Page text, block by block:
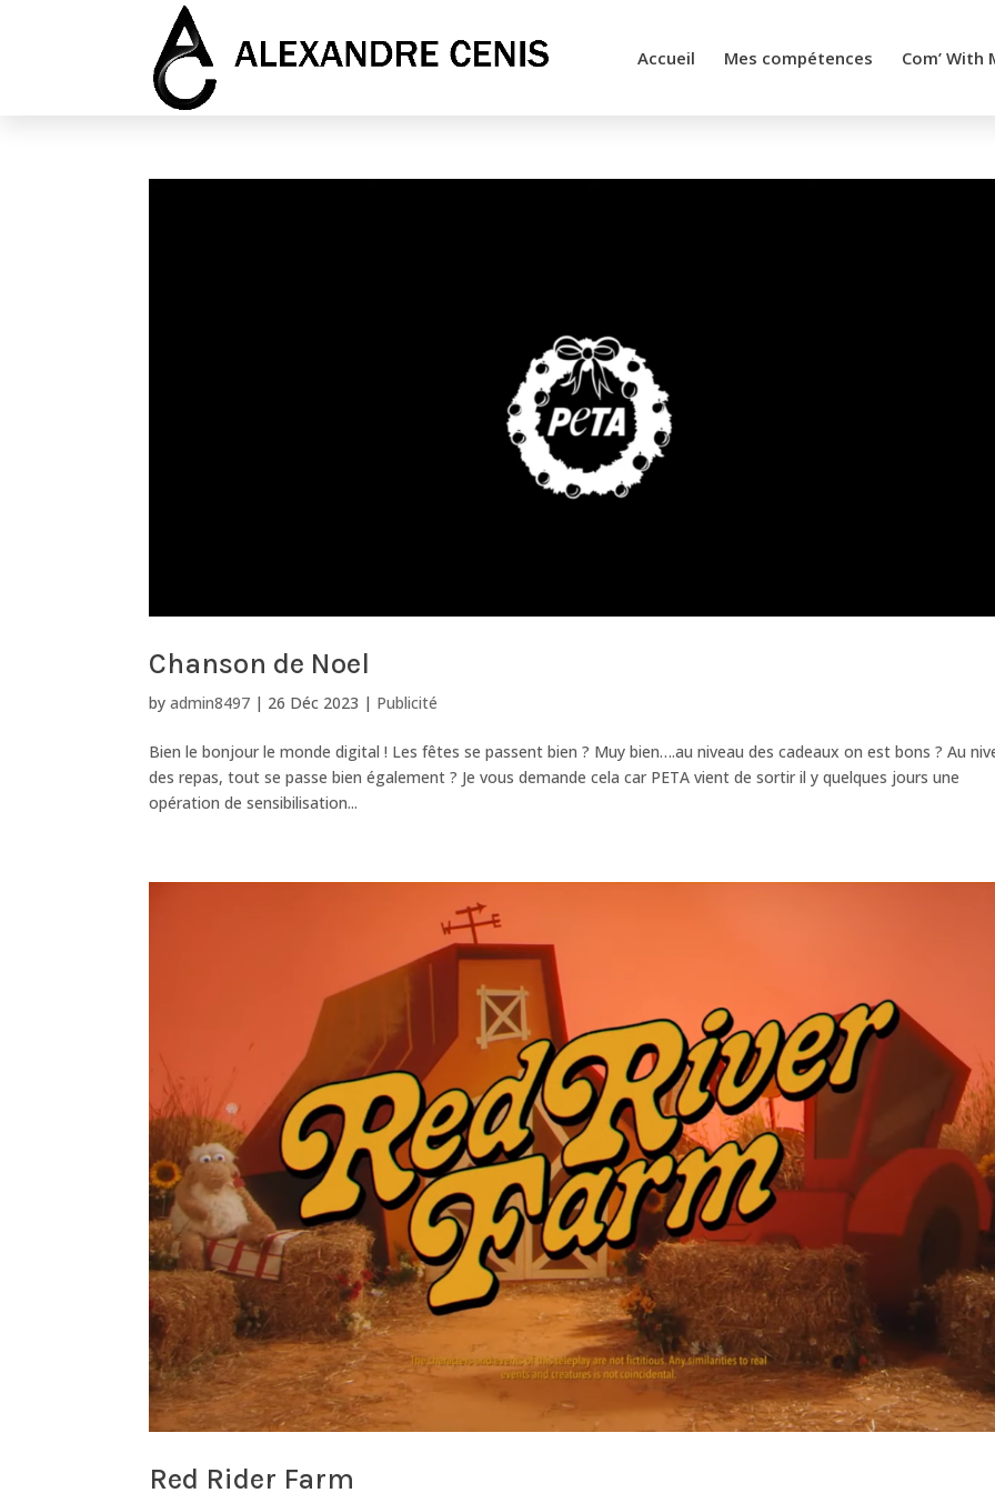
Accueil Mes compétences Com’ With
Chanson de Noel
byadmin8497 | 26 Déc 2023 | Publicité
Bien le bonjour le monde digital ! Les fêtes se passent bien ? Muy bien….au niveau des cadeaux on est bons ? Au
des repas, tout se passe bien également ? Je vous demande cela car PETA vient de sortir il y quelques jours une
opération de sensibilisation...
Red Rider Farm